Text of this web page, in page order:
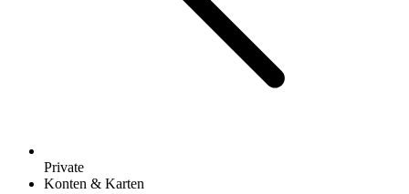
Private
Konten & Karten